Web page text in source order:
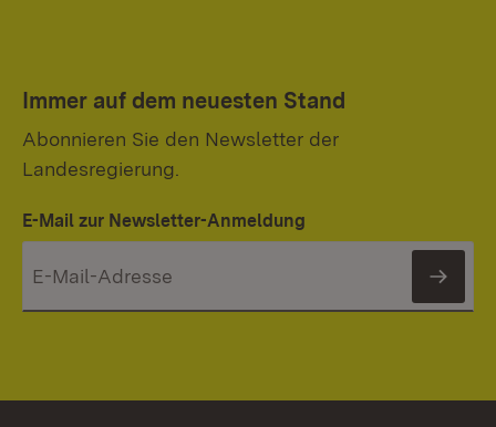
Immer auf dem neuesten Stand
Abonnieren Sie den Newsletter der
Landesregierung.
E-Mail zur Newsletter-Anmeldung